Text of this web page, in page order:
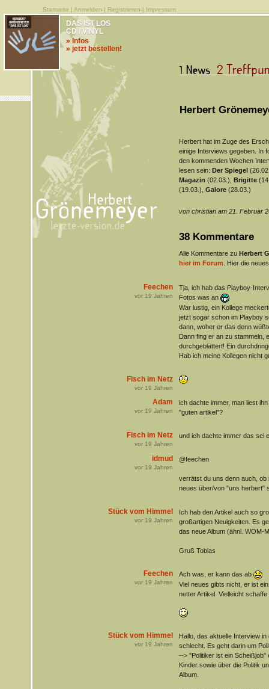
Startseite | Anmelden | Registrieren | Impressum
Herbert
DAS IST LOS
CD / VINYL
» Infos
» jetzt bestellen!
Herbert hat im Zuge des
einige Interviews gegeben. In
den kommenden Wochen
lesen sein: Der Spiegel
Magazin (02.03.), Brigitte
(19.03.), Galore(28.03.)
von christian am 21. Februar
38 Kommentare
Alle Kommentare zu Herbert
hier im Forum . Hier die
Feechen
vor 19 Jahren
Tja, ich hab das Playboy-
Fotos was an
War lustig, ein Kollege
jetzt sogar schon im Playboy
dann, woher er das denn
Dann fing er an zu stammeln,
durchgeblättert! Ein
Hab ich meine Kollegen nicht
Fisch im Netz
vor 19 Jahren
Adam
vor 19 Jahren
ich dachte immer, man liest
"guten artikel"?
Fisch im Netz
vor 19 Jahren
und ich dachte immer das sei
idmud
vor 19 Jahren
@feechen
verrätst du uns denn auch, ob
neues über/von "uns herbert"
Stück vom Himmel
vor 19 Jahren
Ich hab den Artikel auch so
großartigen Neuigkeiten. Es
das neue Album (ähnl. WOM-
Gruß Tobias
Feechen
vor 19 Jahren
Ach was, er kann das ab
Viel neues gibts nicht, er ist
netter Artikel. Vielleicht
Stück vom Himmel
vor 19 Jahren
Hallo, das aktuelle Interview
schlecht. Es geht darin um
--> "Politiker ist ein Scheißjob"
Kinder sowie über die Politik
Album.